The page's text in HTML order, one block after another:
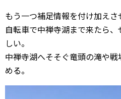
もう一つ補足情報を付け加えさ
自転車で中禅寺湖まで来たら
しい。
中禅寺湖へそそぐ竜頭の滝や
める。